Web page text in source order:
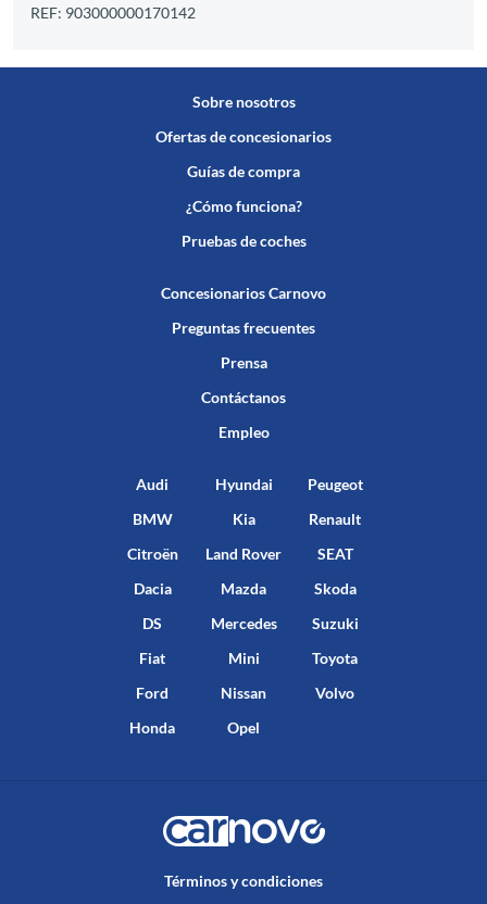
REF: 903000000170142
Sobre nosotros
Ofertas de concesionarios
Guías de compra
¿Cómo funciona?
Pruebas de coches
Concesionarios Carnovo
Preguntas frecuentes
Prensa
Contáctanos
Empleo
Audi
BMW
Citroën
Dacia
DS
Fiat
Ford
Honda
Hyundai
Kia
Land Rover
Mazda
Mercedes
Mini
Nissan
Opel
Peugeot
Renault
SEAT
Skoda
Suzuki
Toyota
Volvo
Términos y condiciones